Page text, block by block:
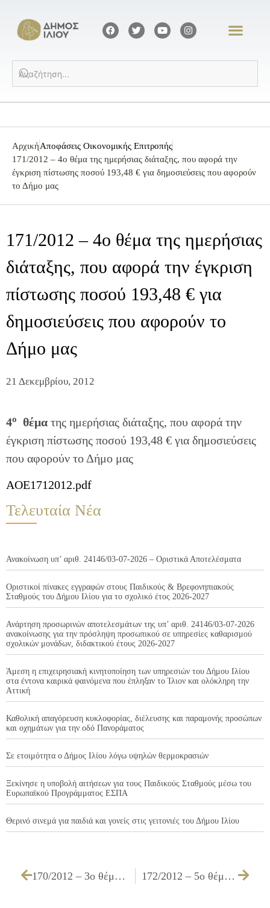
ΑρχικήΑποφάσεις Οικονομικής Επιτροπής
171/2012 – 4ο θέμα της ημερήσιας διάταξης, που αφορά την
έγκριση πίστωσης ποσού 193,48 € για δημοσιεύσεις που αφορούν
το Δήμο μας
171/2012 – 4ο θέμα της ημερήσιας
διάταξης, που αφορά την έγκριση
πίστωσης ποσού 193,48 € για
δημοσιεύσεις που αφορούν το
Δήμο μας
21 Δεκεμβρίου, 2012
4ο θέμα της ημερήσιας διάταξης, που αφορά την
έγκριση πίστωσης ποσού 193,48 € για δημοσιεύσεις
που αφορούν το Δήμο μας
AOE1712012.pdf
Τελευταία Νέα
Ανακοίνωση υπ’ αριθ. 24146/03-07-2026 – Οριστικά Αποτελέσματα
Οριστικοί πίνακες εγγραφών στους Παιδικούς & Βρεφονηπιακούς
Σταθμούς του Δήμου Ιλίου για το σχολικό έτος 2026-2027
Ανάρτηση προσωρινών αποτελεσμάτων της υπ’ αριθ. 24146/03-07-2026
ανακοίνωσης για την πρόσληψη προσωπικού σε υπηρεσίες καθαρισμού
σχολικών μονάδων, διδακτικού έτους 2026-2027
Άμεση η επιχειρησιακή κινητοποίηση των υπηρεσιών του Δήμου Ιλίου
στα έντονα καιρικά φαινόμενα που έπληξαν το Ίλιον και ολόκληρη την
Αττική
Καθολική απαγόρευση κυκλοφορίας, διέλευσης και παραμονής προσώπων
και οχημάτων για την οδό Πανοράματος
Σε ετοιμότητα ο Δήμος Ιλίου λόγω υψηλών θερμοκρασιών
Ξεκίνησε η υποβολή αιτήσεων για τους Παιδικούς Σταθμούς μέσω του
Ευρωπαϊκού Προγράμματος ΕΣΠΑ
Θερινό σινεμά για παιδιά και γονείς στις γειτονιές του Δήμου Ιλίου
170/2012 – 3ο θέμα της ημερήσιας διάταξης, που αφορά την έγκριση πίστωσης ποσού 117,85 € υπέρ της δικαιούχου εφημερίδας «ΗΧΩ ΙΛΙΟΥ ΠΕΤΡΟΥΠΟΛΗΣ» σε βάρος του Κ.Α. 00.6463.0001 του προϋπολογισμού του Δήμου οικονομικού έτους 2012, που αφορά διάφορες δημοσιεύσεις του Δήμου μας 172/2012 – 5ο θέμα της ημερήσιας διάταξης, που αφορά την έγκριση πίστωσης ποσού 435,16 € για δημοσιεύσεις που αφορούν το Δήμο μας